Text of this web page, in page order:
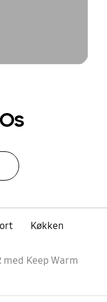
Køkken
Keep Warm